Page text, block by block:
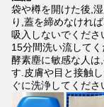
袋や樽を開けた後,
り,蓋を締めなけれ
吸入しないでくださ
15分間洗い流してく
酵素塵に敏感な人
す.皮膚や目と接触
ぐに洗浄してくださ